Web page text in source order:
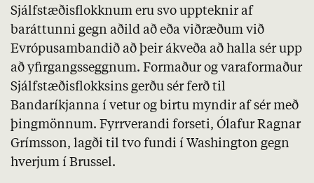
Sjálfstæðisflokknum eru svo uppteknir af
baráttunni gegn aðild að eða viðræðum við
Evrópusambandið að þeir ákveða að halla sér upp
að yfirgangsseggnum. Formaður og varaformaður
Sjálfstæðisflokksins gerðu sér ferð til
Bandaríkjanna í vetur og birtu myndir af sér með
þingmönnum. Fyrrverandi forseti, Ólafur Ragnar
Grímsson, lagði til tvo fundi í Washington gegn
hverjum í Brussel.